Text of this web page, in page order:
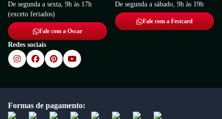
De segunda a sexta, 9h às 17h
(exceto feriados)
Fale com a Oscar
De segunda a sábado, 9h às 19h
Fale com a Festcard
Redes sociais
Formas de pagamento: